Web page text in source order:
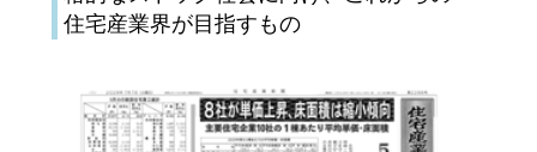
住宅産業界が目指すもの